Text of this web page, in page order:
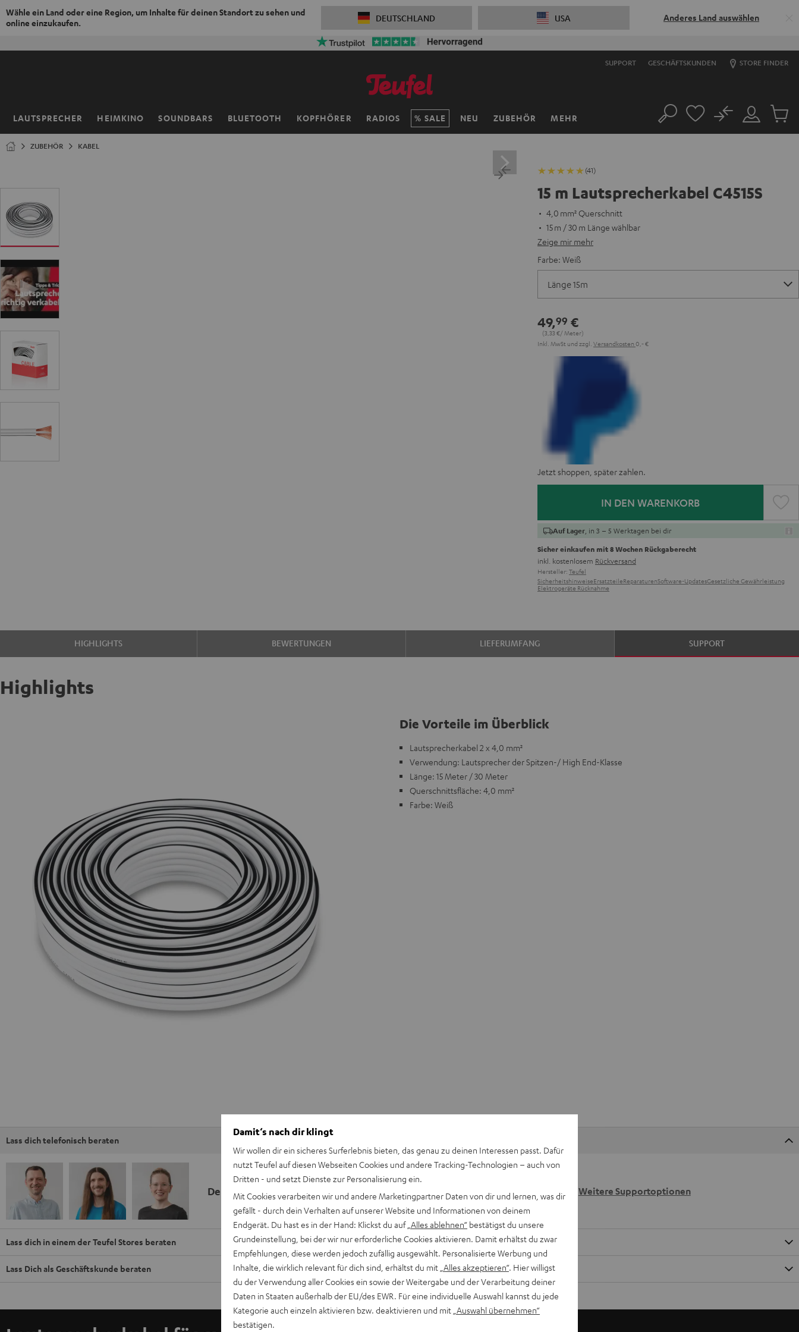
Wähle ein Land oder eine Region, um Inhalte für deinen Standort zu sehen und
online einzukaufen.
DEUTSCHLAND USA Anderes Land auswählen
SUPPORT GESCHÄFTSKUNDEN STORE FINDER
LAUTSPRECHER HEIMKINO SOUNDBARS BLUETOOTH KOPFHÖRER RADIOS SALE NEU ZUBEHÖR MEHR
Startseite Suche
Mein
Konto
No
Artikel
ZUBEHÖR KABEL
(41)
15 m Lautsprecherkabel C4515S
4,0 mm² Querschnitt
15 m / 30 m Länge wählbar
Zeige mir mehr
Farbe: Weiß
49,99 €
(3,33 €/ Meter)
Inkl. MwSt und zzgl. Versandkosten 0,‐ €
Jetzt shoppen, später zahlen.
IN DEN WARENKORB
Auf Lager , in 3 – 5 Werktagen bei dir
Sicher einkaufen mit 8 Wochen Rückgaberecht
inkl. kostenlosem Rückversand
Hersteller: Teufel
SicherheitshinweiseErsatzteileReparaturenSoftware-UpdatesGesetzliche Gewährleistung
Elektrogeräte Rücknahme
HIGHLIGHTS BEWERTUNGEN LIEFERUMFANG SUPPORT
Highlights
Die Vorteile im Überblick
Lautsprecherkabel 2 x 4,0 mm²
Verwendung: Lautsprecher der Spitzen-/ High End-Klasse
Länge: 15 Meter / 30 Meter
Querschnittsfläche: 4,0 mm²
Farbe: Weiß
Lass dich telefonisch beraten
Deine Kaufberatung
Keinen Store in der Nähe? Kein Problem, wir
beraten dich auch persönlich am Telefon.
Hier Termin buchen
Weitere Supportoptionen
Lass dich in einem der Teufel Stores beraten
Lass Dich als Geschäftskunde beraten
Damit‘s nach dir klingt
Wir wollen dir ein sicheres Surferlebnis bieten, das genau zu deinen Interessen passt. Dafür
nutzt Teufel auf diesen Webseiten Cookies und andere Tracking-Technologien – auch von
Dritten - und setzt Dienste zur Personalisierung ein.
Mit Cookies verarbeiten wir und andere Marketingpartner Daten von dir und lernen, was dir
gefällt - durch dein Verhalten auf unserer Website und Informationen von deinem
Endgerät. Du hast es in der Hand: Klickst du auf „Alles ablehnen“ bestätigst du unsere
Grundeinstellung, bei der wir nur erforderliche Cookies aktivieren. Damit erhältst du zwar
Empfehlungen, diese werden jedoch zufällig ausgewählt. Personalisierte Werbung und
Inhalte, die wirklich relevant für dich sind, erhältst du mit „Alles akzeptieren“. Hier willigst
du der Verwendung aller Cookies ein sowie der Weitergabe und der Verarbeitung deiner
Daten in Staaten außerhalb der EU/des EWR. Für eine individuelle Auswahl kannst du jede
Kategorie auch einzeln aktivieren bzw. deaktivieren und mit „Auswahl übernehmen“
bestätigen.